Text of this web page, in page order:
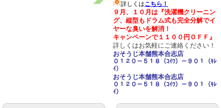
詳しくはこちら！
９月、１０ 月は『洗濯機クリーニン
グ、縦型もドラム式も完全分解でイ
ヤーな臭いを解消！
キャンペーンで１１ ００円ＯＦＦ』
詳しくはお気軽にご連絡ください！
おそうじ本舗熊本合志店
０１２０－５１８（ｺｲﾜ）－９０１（ｷﾚ
ｲ）
おそうじ本舗熊本合志店
０１２０－５１８（ｺｲﾜ）－９０１（ｷﾚ
ｲ）